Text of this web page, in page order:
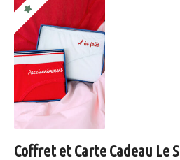
Coffret et Carte Cadeau Le